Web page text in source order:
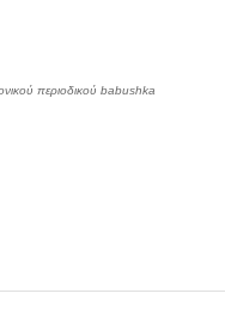
περιοδικού babushka